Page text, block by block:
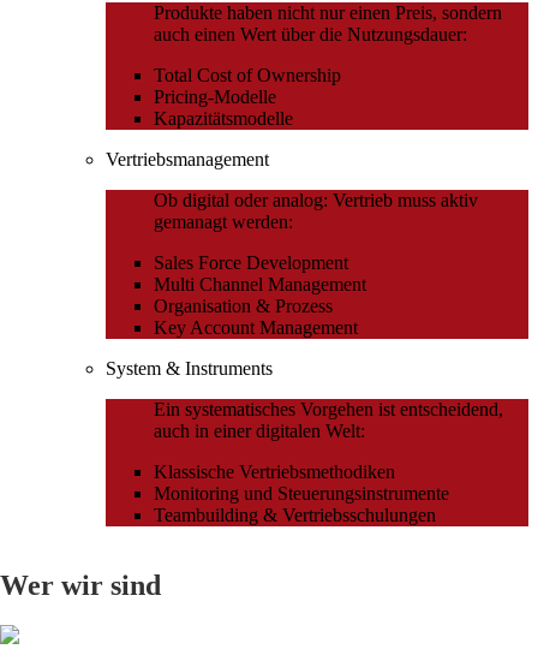
Produkte haben nicht nur einen Preis, sondern
auch einen Wert über die Nutzungsdauer:
Total Cost of Ownership
Pricing-Modelle
Kapazitätsmodelle
Vertriebsmanagement
Ob digital oder analog: Vertrieb muss aktiv
gemanagt werden:
Sales Force Development
Multi Channel Management
Organisation & Prozess
Key Account Management
System & Instruments
Ein systematisches Vorgehen ist entscheidend,
auch in einer digitalen Welt:
Klassische Vertriebsmethodiken
Monitoring und Steuerungsinstrumente
Teambuilding & Vertriebsschulungen
Wer wir sind